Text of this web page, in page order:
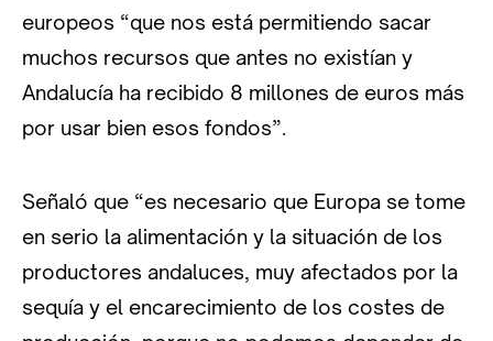
europeos “que nos está permitiendo sacar
muchos recursos que antes no existían y
Andalucía ha recibido 8 millones de euros más
por usar bien esos fondos”.
Señaló que “es necesario que Europa se tome
en serio la alimentación y la situación de los
productores andaluces, muy afectados por la
sequía y el encarecimiento de los costes de